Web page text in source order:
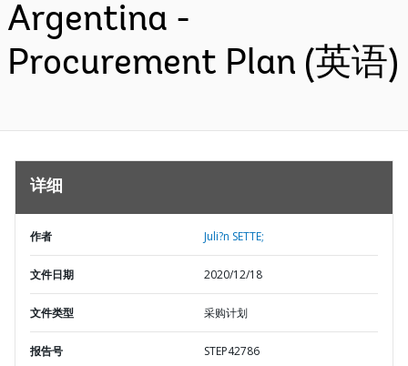
Argentina -
Procurement Plan (英语)
详细
作者 Juli?n SETTE;
文件日期 2020/12/18
文件类型 采购计划
报告号 STEP42786